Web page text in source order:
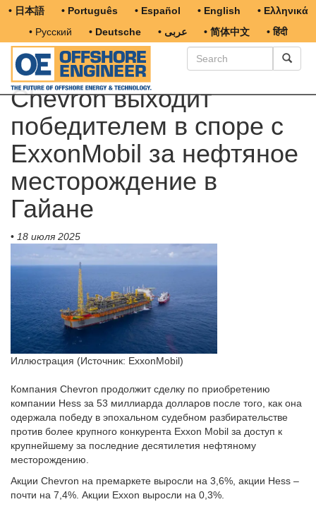
• 日本語 • Português • Español • English
• Ελληνικά
• Русский
• Deutsche • عربى • 简体中文 • हिंदी
Chevron выходит
победителем в споре с
ExxonMobil за нефтяное
месторождение в
Гайане
• 18 июля 2025
Иллюстрация (Источник: ExxonMobil)
Компания Chevron продолжит сделку по приобретению
компании Hess за 53 миллиарда долларов после того, как она
одержала победу в эпохальном судебном разбирательстве
против более крупного конкурента Exxon Mobil за доступ к
крупнейшему за последние десятилетия нефтяному
месторождению.
Акции Chevron на премаркете выросли на 3,6%, акции Hess –
почти на 7,4%. Акции Exxon выросли на 0,3%.